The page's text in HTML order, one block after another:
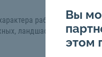
работ. В целом, его
ландшафтных работ, а
Вы
этом